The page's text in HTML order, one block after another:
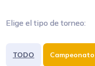
Elige el tipo de torneo:
TODO